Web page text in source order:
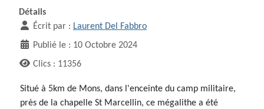
Détails
Écrit par : Laurent Del Fabbro
Publié le : 10 Octobre 2024
Clics : 11356
Situé à 5km de Mons, dans l'enceinte du camp militaire,
près de la chapelle St Marcellin, ce mégalithe a été